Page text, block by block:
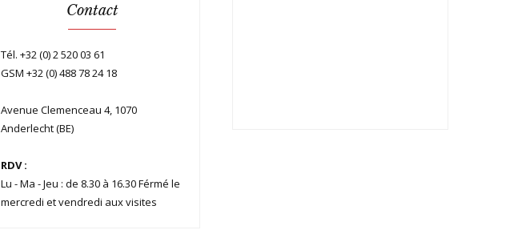
Contact
Tél. +32 (0) 2 520 03 61
GSM +32 (0) 488 78 24 18
Avenue Clemenceau 4, 1070
Anderlecht (BE)
RDV :
Lu - Ma - Jeu : de 8.30 à 16.30 Férmé le
mercredi et vendredi aux visites